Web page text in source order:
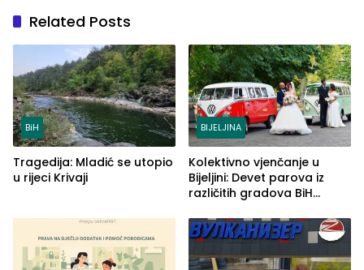
Related Posts
BiH
Tragedija: Mladić se utopio
u rijeci Krivaji
BIJELJINA
Kolektivno vjenčanje u
Bijeljini: Devet parova iz
različitih gradova BiH